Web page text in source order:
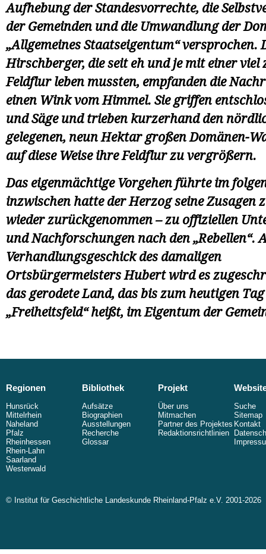
Aufhebung der Standesvorrechte, die
der Gemeinden und die Umwandlung der
„Allgemeines Staatseigentum“ versprochen.
Hirschberger, die seit eh und je mit einer viel
Feldflur leben mussten, empfanden die
einen Wink vom Himmel. Sie griffen
und Säge und trieben kurzerhand den
gelegenen, neun Hektar großen Domänen-
auf diese Weise ihre Feldflur zu vergrößern.
Das eigenmächtige Vorgehen führte im
inzwischen hatte der Herzog seine Zusagen
wieder zurückgenommen – zu offiziellen
und Nachforschungen nach den „Rebellen“.
Verhandlungsgeschick des damaligen
Ortsbürgermeisters Hubert wird es
das gerodete Land, das bis zum heutigen Tag
„Freiheitsfeld“ heißt, im Eigentum der
Regionen
Hunsrück
Mittelrhein
Naheland
Pfalz
Rheinhessen
Rhein-Lahn
Saarland
Westerwald
Bibliothek
Aufsätze
Biographien
Ausstellungen
Recherche
Glossar
Projekt
Über uns
Mitmachen
Partner des Projektes
Redaktionsrichtlinien
Suche
Sitemap
Kontakt
© Institut für Geschichtliche Landeskunde Rheinland-Pfalz e.V. 2001-2026